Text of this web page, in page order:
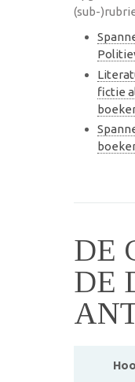
(sub-
fictie
DE
DE